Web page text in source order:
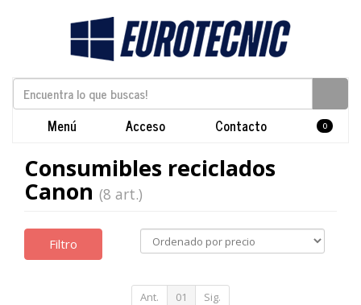
Menú Acceso Contacto 0
Consumibles reciclados
Canon (8 art.)
Filtro
Ant. 01 Sig.